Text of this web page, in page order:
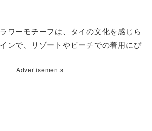
ワーモチーフは、タイの文化を感じら
ンで、リゾートやビーチでの着用にぴ
Advertisements